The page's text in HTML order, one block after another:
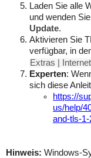
Laden Sie alle
und wenden
Update.
Aktivieren Sie
verfügbar, in
Extras |
Experten:
sich diese
https://
us/help/
and-tls-
Hinweis: Windows-